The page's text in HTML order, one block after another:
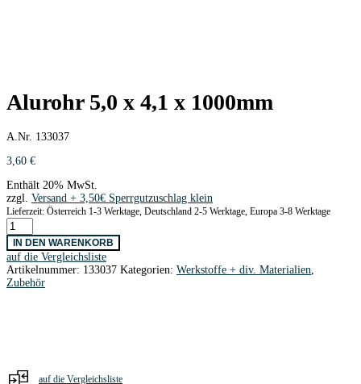
Alurohr 5,0 x 4,1 x 1000mm
A.Nr. 133037
3,60 €
Enthält 20% MwSt.
zzgl. Versand
Lieferzeit: Österreich 1-3 Werktage, Deutschland 2-5 Werktage, Europa 3-8 Werktage
Alurohr
5,0
x
4,1
x
1000mm
IN DEN WARENKORB
auf die Vergleichsliste
Artikelnummer: 133037 Kategorien: Werkstoffe + div. Materialien
Zubehör
auf die Vergleichsliste